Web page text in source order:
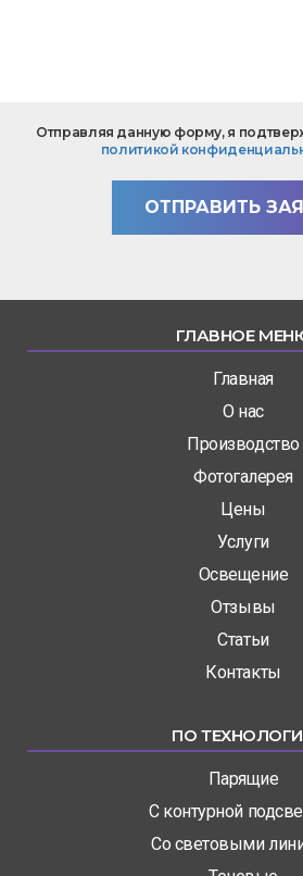
вопроса
Отправляя данную форму, я
политикой
ОТПРАВИТЬ
ГЛАВНОЕ
Главная
О нас
Производство
Фотогалерея
Цены
Услуги
Освещение
Отзывы
Статьи
Контакты
ПО
Парящие
С контурной
Со световыми